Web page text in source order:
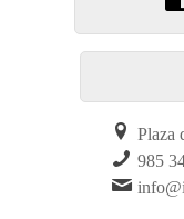
Plaza
985